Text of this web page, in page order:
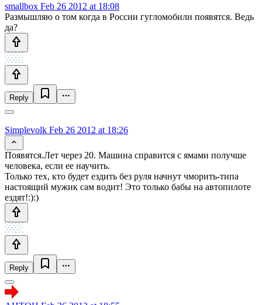
smallbox Feb 26 2012 at 18:08
Размышляю о том когда в России гугломобили появятся. Ведь
да?
Reply
Simplevolk Feb 26 2012 at 18:26
Появятся.Лет через 20. Машина справится с ямами получше
человека, если ее научить.
Только тех, кто будет ездить без руля начнут чморить-типа
настоящий мужик сам водит! Это только бабы на автопилоте
ездят!:):)
Reply